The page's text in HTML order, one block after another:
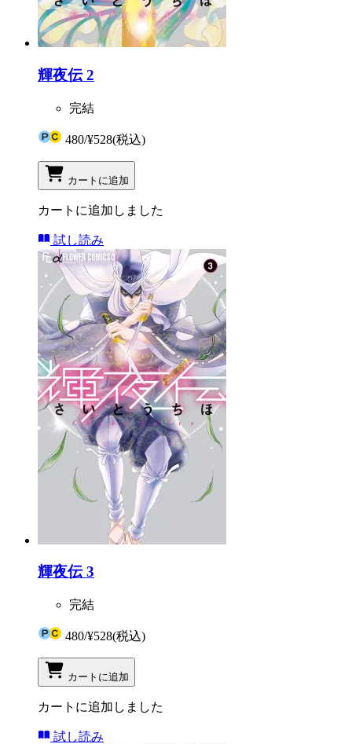
輝夜伝 2
完結
480/¥528(税込)
カートに追加
カートに追加しました
試し読み
輝夜伝 3
完結
480/¥528(税込)
カートに追加
カートに追加しました
試し読み